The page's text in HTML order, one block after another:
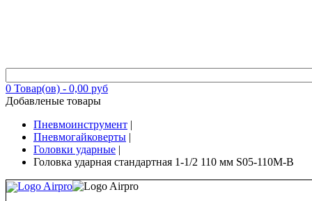
0 Товар(ов) - 0,00 руб
Добавленые товары
Пневмоинструмент |
Пневмогайковерты |
Головки ударные |
Головка ударная стандартная 1-1/2 110 мм S05-110M-B
Logo Airpro